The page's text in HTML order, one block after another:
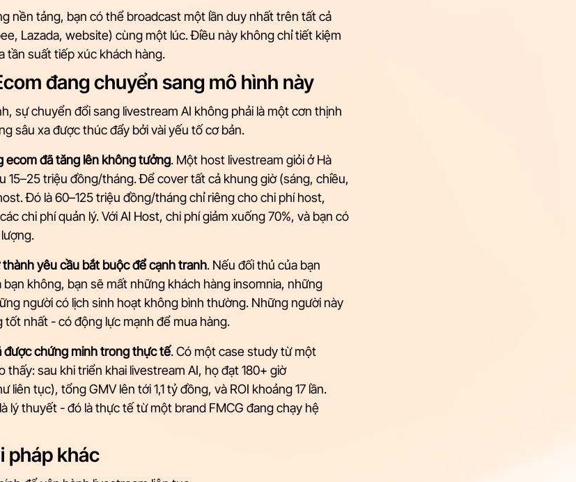
nền tảng, bạn có thể broadcast một lần duy nhất trên tất cả
Lazada, website) cùng một lúc. Điều này không chỉ tiết kiệm
tần suất tiếp xúc khách hàng.
đang chuyển sang mô hình này
sự chuyển đổi sang livestream AI không phải là một cơn thịnh
sâu xa được thúc đẩy bởi vài yếu tố cơ bản.
ecom đã tăng lên không tưởng. Một host livestream giỏi ở Hà
15–25 triệu đồng/tháng. Để cover tất cả khung giờ (sáng, chiều,
Đó là 60–125 triệu đồng/tháng chỉ riêng cho chi phí host,
chi phí quản lý. Với AI Host, chi phí giảm xuống 70%, và bạn có
yêu cầu bắt buộc để cạnh tranh. Nếu đối thủ của bạn
không, bạn sẽ mất những khách hàng insomnia, những
người có lịch sinh hoạt không bình thường. Những người này
tốt nhất - có động lực mạnh để mua hàng.
được chứng minh trong thực tế. Có một case study từ một
thấy: sau khi triển khai livestream AI, họ đạt 180+ giờ
liên tục), tổng GMV lên tới 1,1 tỷ đồng, và ROI khoảng 17 lần.
lý thuyết - đó là thực tế từ một brand FMCG đang chạy hệ
pháp khác